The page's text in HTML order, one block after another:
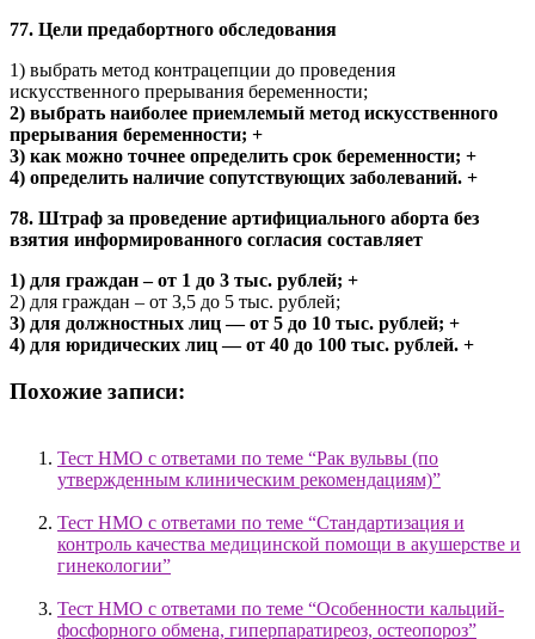
77. Цели предабортного обследования
1) выбрать метод контрацепции до проведения
искусственного прерывания беременности;
2) выбрать наиболее приемлемый метод искусственного
прерывания беременности; +
3) как можно точнее определить срок беременности; +
4) определить наличие сопутствующих заболеваний. +
78. Штраф за проведение артифициального аборта без
взятия информированного согласия составляет
1) для граждан – от 1 до 3 тыс. рублей; +
2) для граждан – от 3,5 до 5 тыс. рублей;
3) для должностных лиц — от 5 до 10 тыс. рублей; +
4) для юридических лиц — от 40 до 100 тыс. рублей. +
Похожие записи:
Тест НМО с ответами по теме “Рак вульвы (по
утвержденным клиническим рекомендациям)”
Тест НМО с ответами по теме “Стандартизация и
контроль качества медицинской помощи в акушерстве и
гинекологии”
Тест НМО с ответами по теме “Особенности кальций-
фосфорного обмена, гиперпаратиреоз, остеопороз”